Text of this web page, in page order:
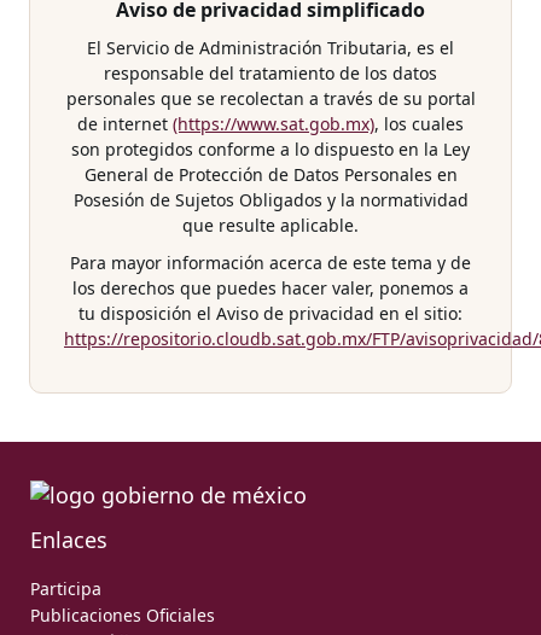
Aviso de privacidad simplificado
El Servicio de Administración Tributaria, es el
responsable del tratamiento de los datos
personales que se recolectan a través de su portal
de internet (https://www.sat.gob.mx), los cuales
son protegidos conforme a lo dispuesto en la Ley
General de Protección de Datos Personales en
Posesión de Sujetos Obligados y la normatividad
que resulte aplicable.
Para mayor información acerca de este tema y de
los derechos que puedes hacer valer, ponemos a
tu disposición el Aviso de privacidad en el sitio:
https://repositorio.cloudb.sat.gob.mx/FTP/
Enlaces
Participa
Publicaciones Oficiales